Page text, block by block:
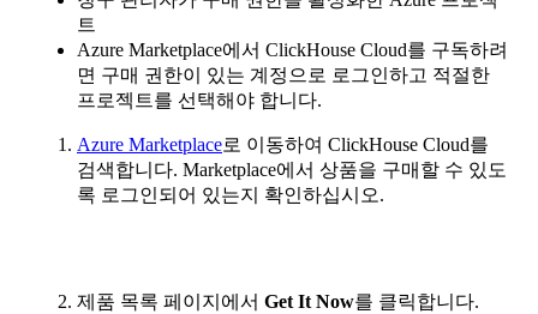
트
Azure Marketplace에서 ClickHouse Cloud를 구독하려
면 구매 권한이 있는 계정으로 로그인하고 적절한
프로젝트를 선택해야 합니다.
Azure Marketplace로 이동하여 ClickHouse Cloud를
검색합니다. Marketplace에서 상품을 구매할 수 있도
록 로그인되어 있는지 확인하십시오.
제품 목록 페이지에서 Get It Now를 클릭합니다.